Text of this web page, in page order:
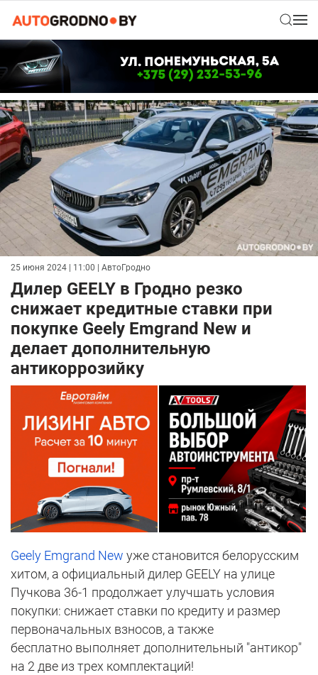
25 июня 2024 | 11:00 | АвтоГродно
Дилер GEELY в Гродно резко
снижает кредитные ставки при
покупке Geely Emgrand New и
делает дополнительную
антикоррозийку
Geely Emgrand New уже становится белорусским
хитом, а официальный дилер GEELY на улице
Пучкова 36-1 продолжает улучшать условия
покупки: снижает ставки по кредиту и размер
первоначальных взносов, а также
бесплатно выполняет дополнительный "антикор"
на 2 две из трех комплектаций!